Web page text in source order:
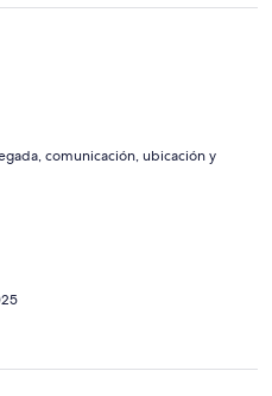
comunicación, ubicación y